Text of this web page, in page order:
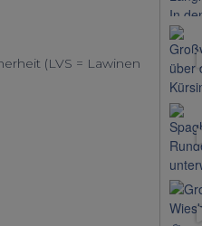
(LVS = Lawinen